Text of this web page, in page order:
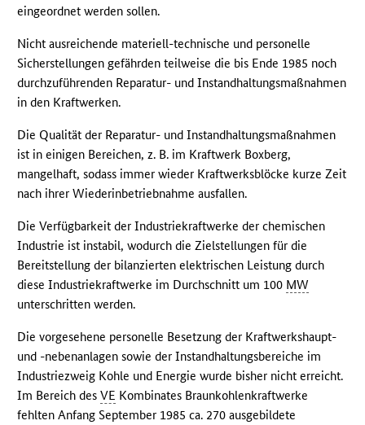
eingeordnet werden sollen.
Nicht ausreichende materiell-technische und personelle
Sicherstellungen gefährden teilweise die bis Ende 1985 noch
durchzuführenden Reparatur- und Instandhaltungsmaßnahmen
in den Kraftwerken.
Die Qualität der Reparatur- und Instandhaltungsmaßnahmen
ist in einigen Bereichen, z. B. im Kraftwerk Boxberg,
mangelhaft, sodass immer wieder Kraftwerksblöcke kurze Zeit
nach ihrer Wiederinbetriebnahme ausfallen.
Die Verfügbarkeit der Industriekraftwerke der chemischen
Industrie ist instabil, wodurch die Zielstellungen für die
Bereitstellung der bilanzierten elektrischen Leistung durch
diese Industriekraftwerke im Durchschnitt um 100 MW
unterschritten werden.
Die vorgesehene personelle Besetzung der Kraftwerkshaupt-
und -nebenanlagen sowie der Instandhaltungsbereiche im
Industriezweig Kohle und Energie wurde bisher nicht erreicht.
Im Bereich desVE Kombinates Braunkohlenkraftwerke
fehlten Anfang September 1985 ca. 270 ausgebildete